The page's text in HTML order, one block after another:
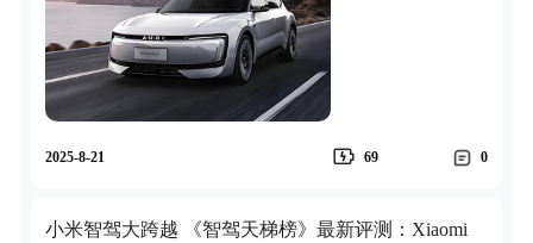
2025-8-21 69 0
小米智驾大跨越 《智驾天梯榜》最新评测：Xiaomi